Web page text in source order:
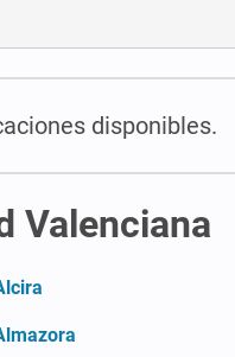
disponibles.
Valenciana